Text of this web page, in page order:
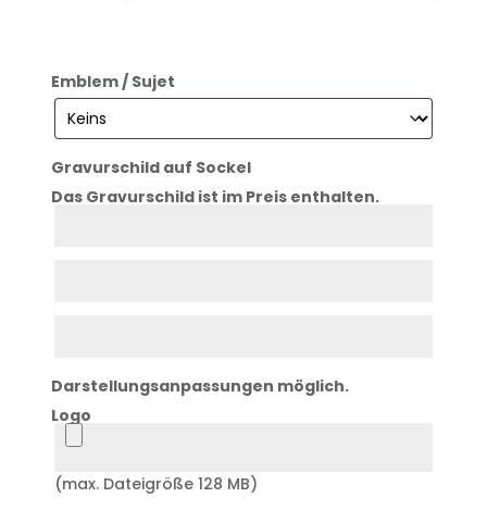
Emblem / Sujet
Gravurschild auf Sockel
Das Gravurschild ist im Preis enthalten.
Darstellungsanpassungen möglich.
Logo
Logo
(max. Dateigröße 128 MB)